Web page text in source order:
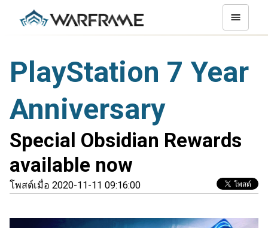
PlayStation 7 Year
Anniversary
Special Obsidian Rewards
available now
โพสต์เมื่อ 2020-11-11 09:16:00